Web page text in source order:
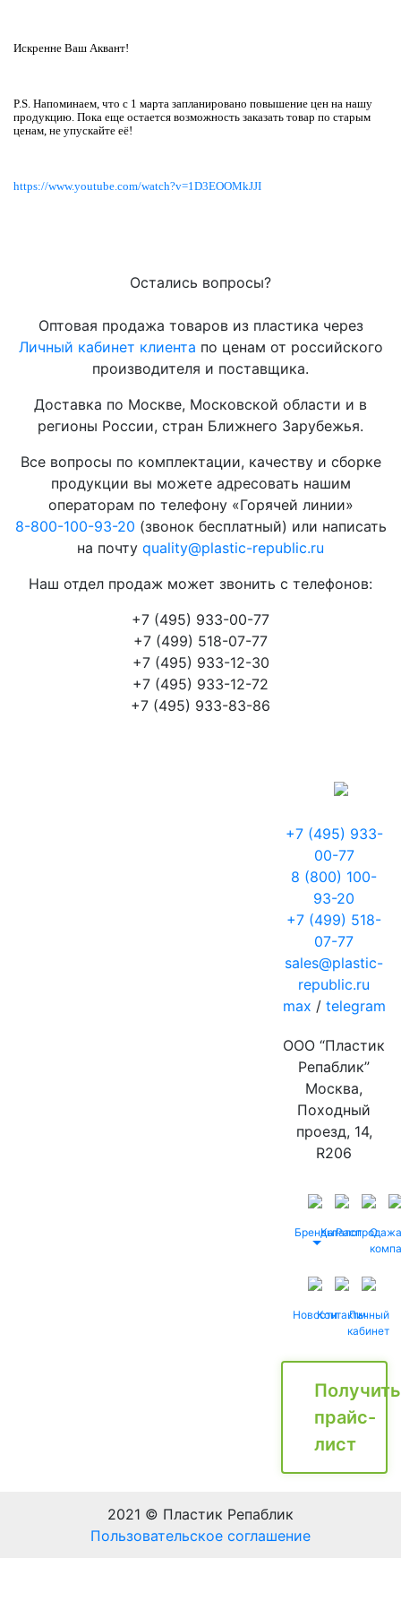
Искренне Ваш Аквант!
P.S. Напоминаем, что с 1 марта запланировано повышение цен на нашу
продукцию. Пока еще остается возможность заказать товар по старым
ценам, не упускайте её!
https://www.youtube.com/watch?v=1D3EOOMkJJI
Остались вопросы?
Оптовая продажа товаров из пластика через
Личный кабинет клиента по ценам от российского
производителя и поставщика.
Доставка по Москве, Московской области и в
регионы России, стран Ближнего Зарубежья.
Все вопросы по комплектации, качеству и сборке
продукции вы можете адресовать нашим
операторам по телефону «Горячей линии»
8-800-100-93-20 (звонок бесплатный) или написать
на почту quality@plastic-republic.ru
Наш отдел продаж может звонить с телефонов:
+7 (495) 933-00-77
+7 (499) 518-07-77
+7 (495) 933-12-30
+7 (495) 933-12-72
+7 (495) 933-83-86
+7 (495) 933-
00-77
8 (800) 100-
93-20
+7 (499) 518-
07-77
sales@plastic-
republic.ru
max / telegram
ООО “Пластик
Репаблик”
Москва,
Походный
проезд, 14,
R206
БрендыКаталог
Распродажа
О
НовостиКонтактыЛичный
кабинет
Получить
прайс-
лист
2021 © Пластик Репаблик
Пользовательское соглашение